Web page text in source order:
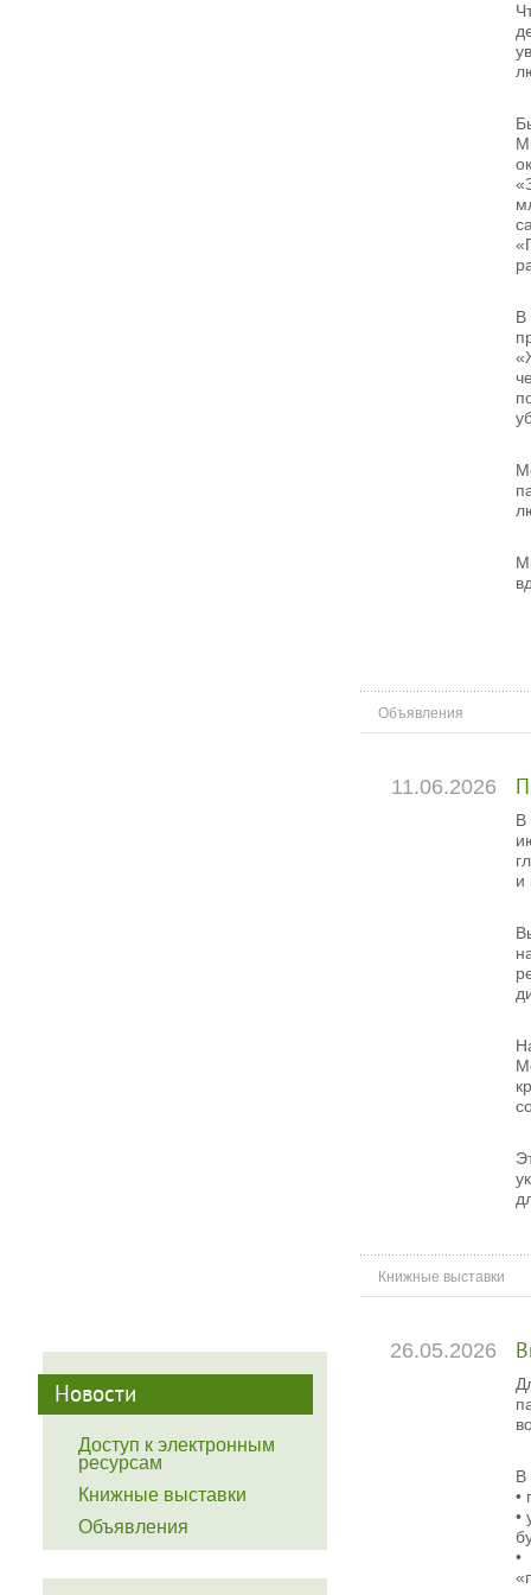
Новости
Доступ к электронным
ресурсам
Книжные выставки
Объявления
В
Объявления
11.06.2026
В
и
Книжные выставки
26.05.2026
В
•
•
•